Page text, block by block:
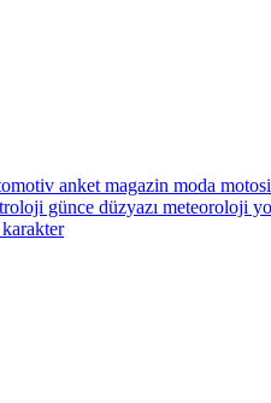
anket magazin moda
günce düzyazı meteoroloji